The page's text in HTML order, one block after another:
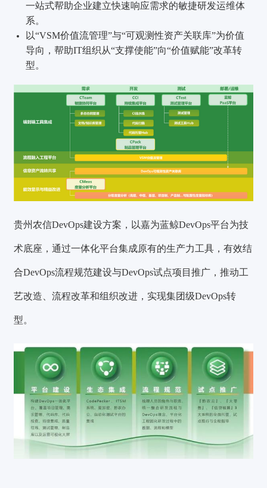
一站式帮助企业建立快速响应需求的敏捷研发运维体
系。
以“VSM价值流管理”与“可观测性资产关联库”为价值
导向，帮助IT组织从“支撑使能”向“价值赋能”改革转
型。
贵州农信DevOps建设方案，以嘉为蓝鲸DevOps平台为技
术底座，通过一体化平台集成原有的生产力工具，有效结
合DevOps流程规范建设与DevOps试点项目推广，推动工
艺改造、流程改革和组织改进，实现集团级DevOps转
型。